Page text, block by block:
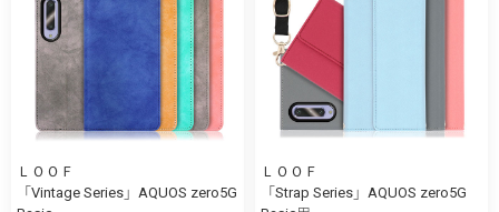
ＬＯＯＦ
「Vintage Series」AQUOS zero5G
ＬＯＯＦ
「Strap Series」AQUOS zero5G